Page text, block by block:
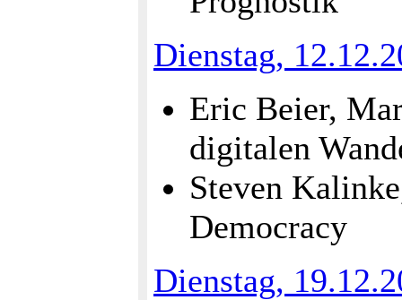
Dienstag,
Eric Beier,
digitalen
Steven
Democracy
Dienstag,